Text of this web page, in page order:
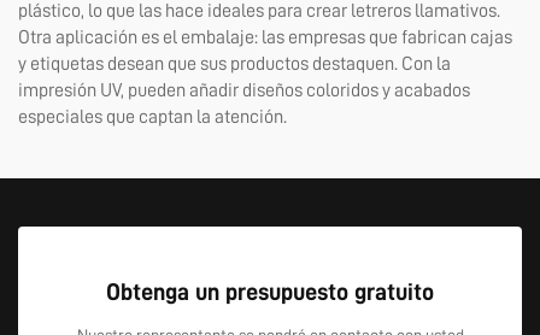
plástico, lo que las hace ideales para crear letreros llamativos.
Otra aplicación es el embalaje: las empresas que fabrican cajas
y etiquetas desean que sus productos destaquen. Con la
impresión UV, pueden añadir diseños coloridos y acabados
especiales que captan la atención.
Obtenga un presupuesto gratuito